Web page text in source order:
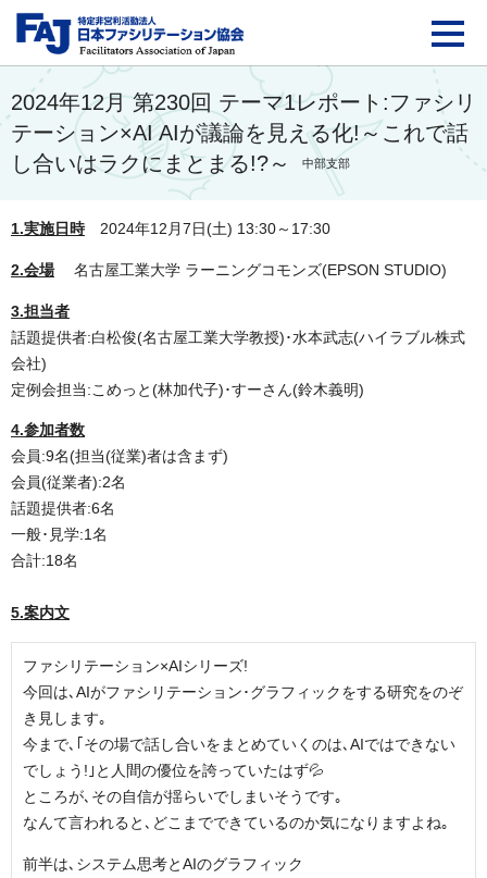
FAJ：特定非営利活動
2024年12月 第230回 テーマ1レポート:ファシリ
テーション×AI AIが議論を見える化!～これで話
し合いはラクにまとまる!?～
中部支部
1.実施日時 2024年12月7日(土) 13:30～17:30
2.会場 名古屋工業大学 ラーニングコモンズ(EPSON STUDIO)
3.担当者
話題提供者:白松俊(名古屋工業大学教授)･水本武志(ハイラブル株式
会社)
定例会担当:こめっと(林加代子)･すーさん(鈴木義明)
4.参加者数
会員:9名(担当(従業)者は含まず)
会員(従業者):2名
話題提供者:6名
一般･見学:1名
合計:18名
5.案内文
ファシリテーション×AIシリーズ!
今回は､AIがファシリテーション･グラフィックをする研究をのぞ
き見します｡
今まで､｢その場で話し合いをまとめていくのは､AIではできない
でしょう!｣と人間の優位を誇っていたはず💦
ところが､その自信が揺らいでしまいそうです｡
なんて言われると､どこまでできているのか気になりますよね｡
前半は､システム思考とAIのグラフィック